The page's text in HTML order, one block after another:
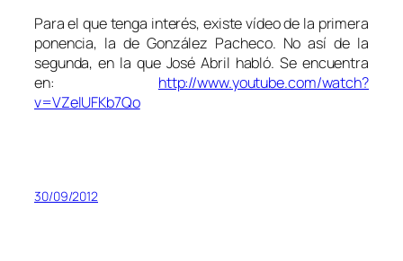
Para el que tenga interés, existe vídeo de la primera
ponencia, la de González Pacheco. No así de la
segunda, en la que José Abril habló. Se encuentra
en: http://www.youtube.com/watch?
v=VZelUFKb7Qo
30/09/2012